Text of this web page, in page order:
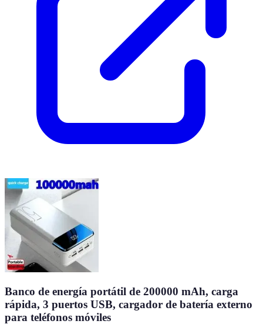
Banco de energía portátil de 200000 mAh, carga
rápida, 3 puertos USB, cargador de batería externo
para teléfonos móviles